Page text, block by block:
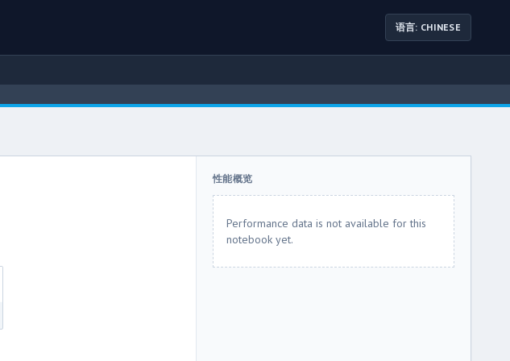
语言: CHINESE
性能概览
Performance data is not available for this
notebook yet.